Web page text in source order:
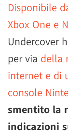
Disponibile
Xbox One e
Undercover
per via della
internet e di
console
smentito la
indicazioni